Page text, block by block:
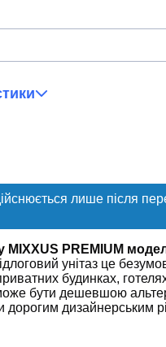
лише після
MIXXUS PREMIUM
унітаз це
будинках,
бути дешевшою
дорогим дизайнерським